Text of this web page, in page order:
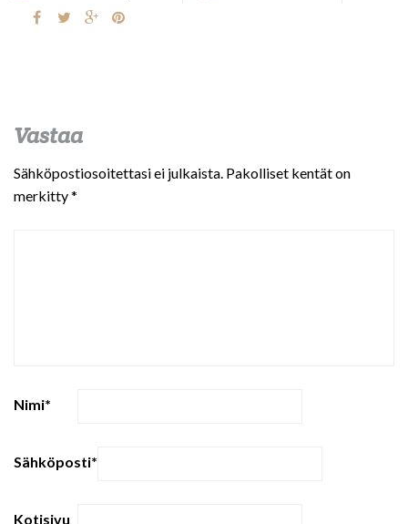
Vastaa
Sähköpostiosoitettasi ei julkaista. Pakolliset kentät on
merkitty*
Nimi*
Sähköposti*
Kotisivu